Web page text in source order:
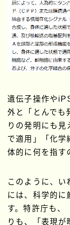
遺伝子操作や
外と「とんでも
りの発明にも見
で適用」「化学
体的に何を指す
このように、い
には、科学的に
す。特許庁も、
りも、「表現